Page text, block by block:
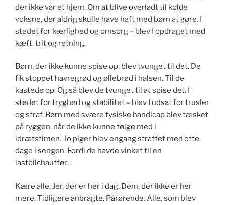
der ikke var et hjem. Om at blive overladt til kolde
voksne, der aldrig skulle have haft med børn at gøre. I
stedet for kærlighed og omsorg – blev I opdraget med
kæft, trit og retning.
Børn, der ikke kunne spise op, blev tvunget til det. De
fik stoppet havregrød og øllebrød i halsen. Til de
kastede op. Og så blev de tvunget til at spise det. I
stedet for tryghed og stabilitet – blev I udsat for trusler
og straf. Børn med svære fysiske handicap blev tæsket
på ryggen, når de ikke kunne følge med i
idrætstimen. To piger blev engang straffet med otte
dage i sengen. Fordi de havde vinket til en
lastbilchauffør…
Kære alle. Jer, der er her i dag. Dem, der ikke er her
mere. Tidligere anbragte. Pårørende. Alle, som blev